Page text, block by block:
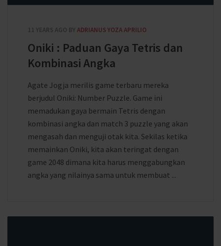
11 YEARS AGO BY ADRIANUS YOZA APRILIO
Oniki : Paduan Gaya Tetris dan
Kombinasi Angka
Agate Jogja merilis game terbaru mereka
berjudul Oniki: Number Puzzle. Game ini
memadukan gaya bermain Tetris dengan
kombinasi angka dan match 3 puzzle yang akan
mengasah dan menguji otak kita. Sekilas ketika
memainkan Oniki, kita akan teringat dengan
game 2048 dimana kita harus menggabungkan
angka yang nilainya sama untuk membuat ...